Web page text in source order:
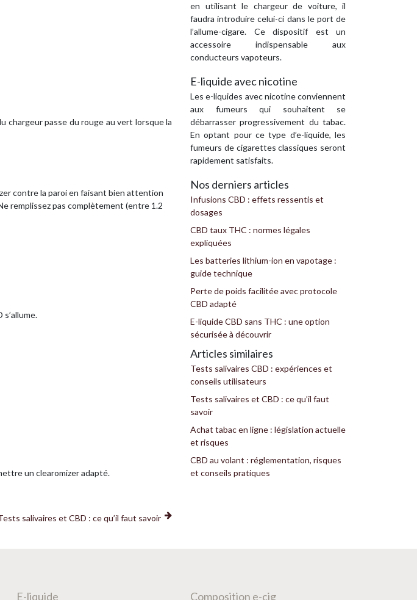
chargeur passe du rouge au vert lorsque la
contre la paroi en faisant bien attention
remplissez pas complètement (entre 1.2
un clearomizer adapté.
salivaires et CBD : ce qu’il faut savoir
en utilisant le chargeur de voiture, il
faudra introduire celui-ci dans le port de
l’allume-cigare. Ce dispositif est un
accessoire indispensable aux
conducteurs vapoteurs.
E-liquide avec nicotine
Les e-liquides avec nicotine conviennent
aux fumeurs qui souhaitent se
débarrasser progressivement du tabac.
En optant pour ce type d’e-liquide, les
fumeurs de cigarettes classiques seront
rapidement satisfaits.
Nos derniers articles
Infusions CBD : effets ressentis et
dosages
CBD taux THC : normes légales
expliquées
Les batteries lithium-ion en vapotage :
guide technique
Perte de poids facilitée avec protocole
CBD adapté
E-liquide CBD sans THC : une option
sécurisée à découvrir
Articles similaires
Tests salivaires CBD : expériences et
conseils utilisateurs
Tests salivaires et CBD : ce qu’il faut
savoir
Achat tabac en ligne : législation actuelle
et risques
CBD au volant : réglementation, risques
et conseils pratiques
E-liquide Composition e-cig